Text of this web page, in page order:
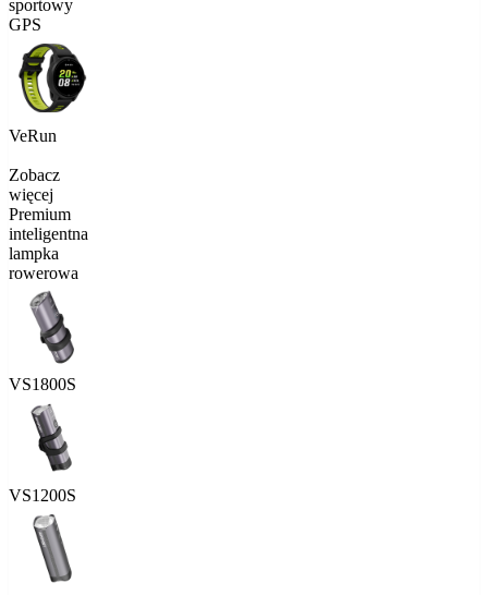
sportowy
GPS
VeRun
Zobacz
więcej
Premium
inteligentna
lampka
rowerowa
VS1800S
VS1200S